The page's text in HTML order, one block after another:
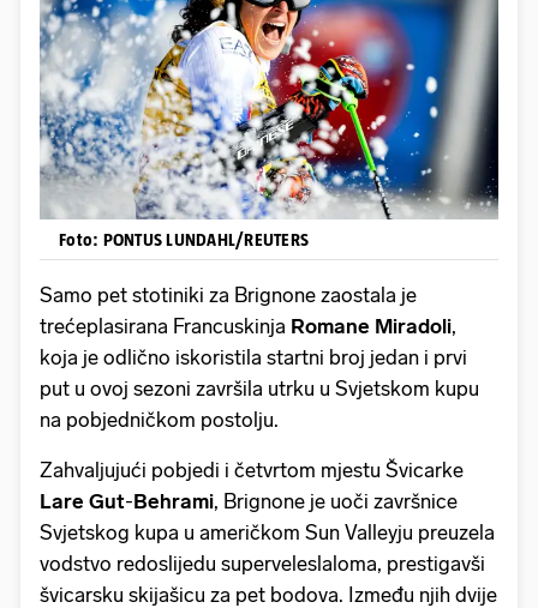
Foto: PONTUS LUNDAHL/REUTERS
Samo pet stotiniki za Brignone zaostala je
trećeplasirana Francuskinja Romane Miradoli,
koja je odlično iskoristila startni broj jedan i prvi
put u ovoj sezoni završila utrku u Svjetskom kupu
na pobjedničkom postolju.
Zahvaljujući pobjedi i četvrtom mjestu Švicarke
Lare Gut-Behrami, Brignone je uoči završnice
Svjetskog kupa u američkom Sun Valleyju preuzela
vodstvo redoslijedu superveleslaloma, prestigavši
švicarsku skijašicu za pet bodova. Između njih dvije